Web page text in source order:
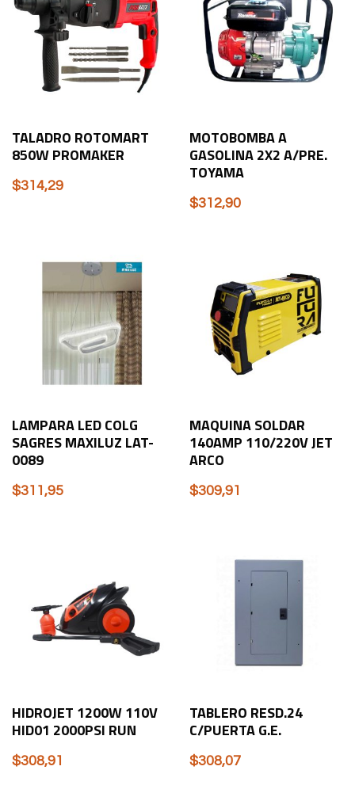
TALADRO ROTOMART
850W PROMAKER
$314,29
MOTOBOMBA A
GASOLINA 2X2 A/PRE.
TOYAMA
$312,90
LAMPARA LED COLG
SAGRES MAXILUZ LAT-
0089
$311,95
MAQUINA SOLDAR
140AMP 110/220V JET
ARCO
$309,91
HIDROJET 1200W 110V
HID01 2000PSI RUN
$308,91
TABLERO RESD.24
C/PUERTA G.E.
$308,07